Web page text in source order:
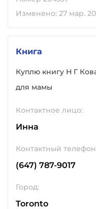
Изменено: 27 мар.
Книга
Куплю книгу Н Г
для мамы
Контактное лицо:
Инна
Контактный
(647) 787-9017
Город:
Toronto